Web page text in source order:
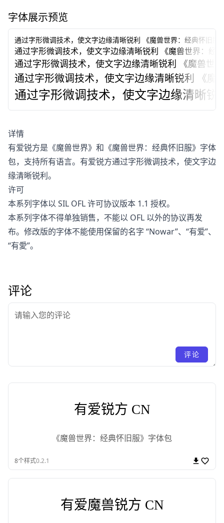
字体展示预览
通过字形微调技术，使文字边缘清晰锐利 《魔兽世界：经典怀旧服
通过字形微调技术，使文字边缘清晰锐利 《魔兽世界：经
通过字形微调技术，使文字边缘清晰锐利 《魔兽世
通过字形微调技术，使文字边缘清晰锐利 《魔
通过字形微调技术，使文字边缘清晰锐
详情
有爱锐方是《魔兽世界》和《魔兽世界：经典怀旧服》字体
包，支持所有语言。有爱锐方通过字形微调技术，使文字边
缘清晰锐利。
许可
本系列字体以 SIL OFL 许可协议版本 1.1 授权。
本系列字体不得单独销售，不能以 OFL 以外的协议再发
布。修改版的字体不能使用保留的名字 “Nowar”、“有爱”、
“有愛”。
评论
评论
有爱锐方 CN
《魔兽世界：经典怀旧服》字体包
8个样式0.2.1
有爱魔兽锐方 CN